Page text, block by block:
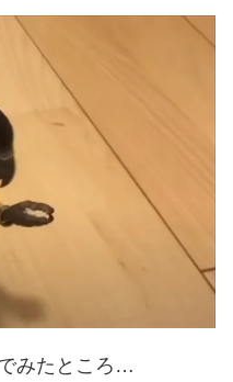
みたところ…